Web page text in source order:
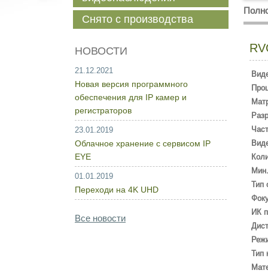
Тип
ИК
Тип
Снято с производства
НОВОСТИ
21.12.2021
Новая версия программного
обеспечения для IP камер и
регистраторов
23.01.2019
Облачное хранение с сервисом IP
EYE
01.01.2019
Переходи на 4K UHD
Все новости